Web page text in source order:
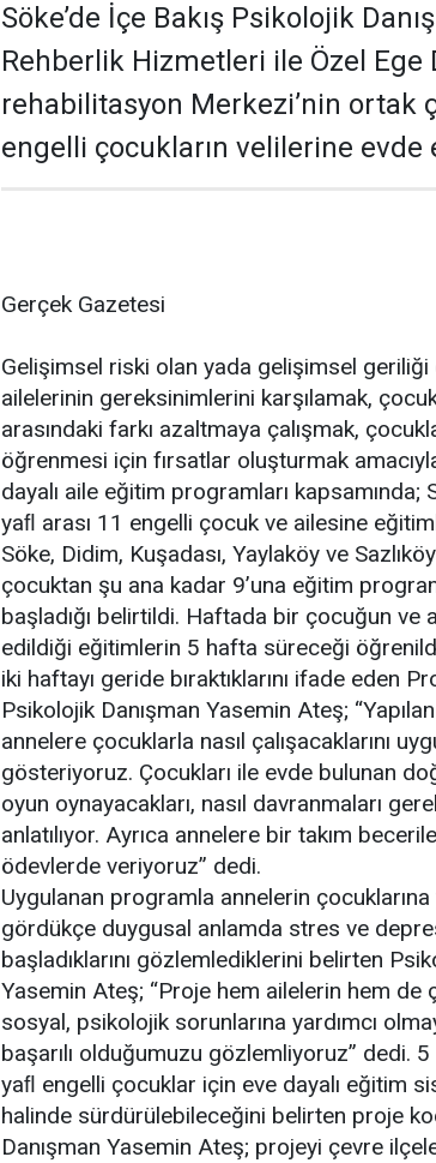
Söke’de İçe Bakış Psikolojik
Rehberlik Hizmetleri ile Özel Ege
rehabilitasyon Merkezi’nin ortak
engelli çocukların velilerine evde
Gerçek Gazetesi
Gelişimsel riski olan yada gelişimsel geriliği
ailelerinin gereksinimlerini karşılamak,
arasındaki farkı azaltmaya çalışmak,
öğrenmesi için fırsatlar oluşturmak
dayalı aile eğitim programları kapsamında;
yaﬂ arası 11 engelli çocuk ve ailesine
Söke, Didim, Kuşadası, Yaylaköy ve
çocuktan şu ana kadar 9’una eğitim
başladığı belirtildi. Haftada bir çocuğun ve
edildiği eğitimlerin 5 hafta süreceği
iki haftayı geride bıraktıklarını ifade eden
Psikolojik Danışman Yasemin Ateş;
annelere çocuklarla nasıl çalışacaklarını
gösteriyoruz. Çocukları ile evde bulunan
oyun oynayacakları, nasıl davranmaları
anlatılıyor. Ayrıca annelere bir takım
ödevlerde veriyoruz” dedi.
Uygulanan programla annelerin çocuklarına
gördükçe duygusal anlamda stres ve
başladıklarını gözlemlediklerini belirten
Yasemin Ateş; “Proje hem ailelerin hem de
sosyal, psikolojik sorunlarına yardımcı
başarılı olduğumuzu gözlemliyoruz” dedi.
yaﬂ engelli çocuklar için eve dayalı eğitim
halinde sürdürülebileceğini belirten proje
Danışman Yasemin Ateş; projeyi çevre